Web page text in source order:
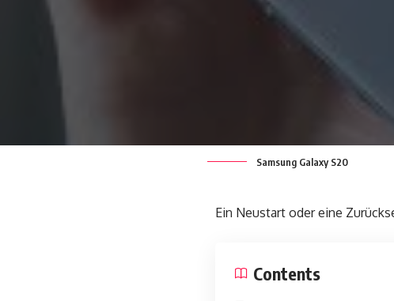
Samsung Galaxy S20
Ein Neustart oder eine
Contents